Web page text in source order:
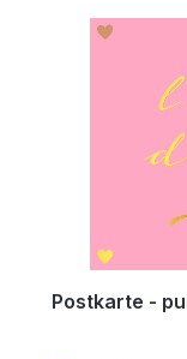
Postkarte -